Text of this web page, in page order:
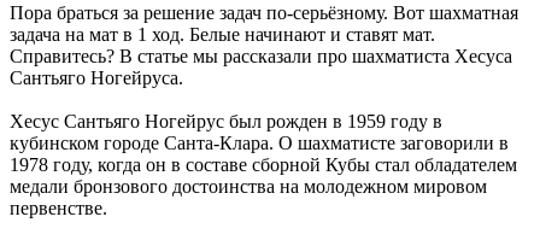
Пора браться за решение задач по-серьёзному. Вот шахматная
задача на мат в 1 ход. Белые начинают и ставят мат.
Справитесь? В статье мы рассказали про шахматиста Хесуса
Сантьяго Ногейруса.
Хесус Сантьяго Ногейрус был рожден в 1959 году в
кубинском городе Санта-Клара. О шахматисте заговорили в
1978 году, когда он в составе сборной Кубы стал обладателем
медали бронзового достоинства на молодежном мировом
первенстве.